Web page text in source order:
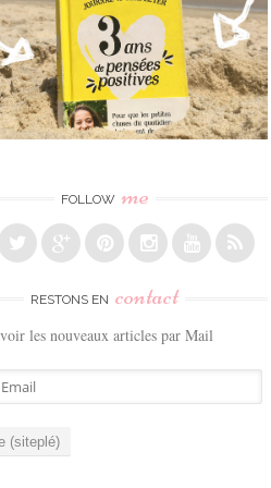
FOLLOW me
RESTONS EN contact
les nouveaux articles par Mail